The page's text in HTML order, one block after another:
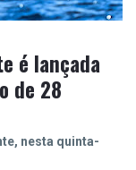
é lançada
de 28
nesta quinta-